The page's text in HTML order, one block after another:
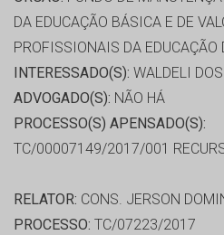
DA EDUCAÇÃO BÁSICA E DE
PROFISSIONAIS DA EDUCAÇÃO
INTERESSADO(S): WALDELI
ADVOGADO(S): NÃO HÁ
PROCESSO(S) APENSADO(S):
TC/00007149/2017/001
RELATOR: CONS. JERSON
PROCESSO: TC/07223/2017